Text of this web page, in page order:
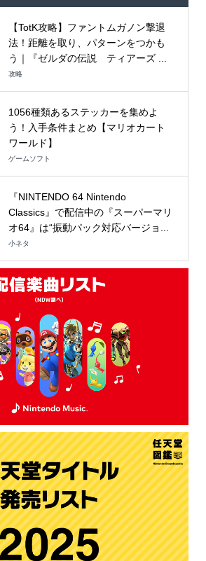
【TotK攻略】ファントムガノン撃退
法！距離を取り、パターンをつかも
う｜『ゼルダの伝説 ティアーズ ...
攻略
1056種類あるステッカーを集めよ
う！入手条件まとめ【マリオカート
ワールド】
ゲームソフト
『NINTENDO 64 Nintendo
Classics』で配信中の『スーパーマリ
オ64』は“振動パック対応バージョ...
小ネタ